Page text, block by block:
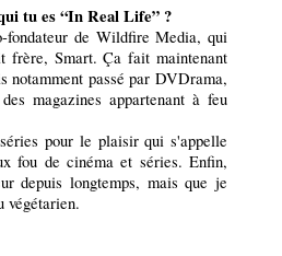
tu es “In Real Life” ?
de Wildfire Media, qui
frère, Smart. Ça fait maintenant
notamment passé par DVDrama,
magazines appartenant à feu
pour le plaisir qui s'appelle
fou de cinéma et séries. Enfin,
depuis longtemps, mais que je
végétarien.